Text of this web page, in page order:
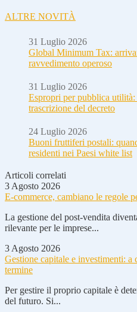
ALTRE NOVITÀ
31 Luglio 2026
Global Minimum Tax:
ravvedimento operoso
31 Luglio 2026
Espropri per pubblica
trascrizione del decreto
24 Luglio 2026
Buoni fruttiferi postali:
residenti nei Paesi white list
Articoli correlati
3 Agosto 2026
E-commerce, cambiano le regole
La gestione del post-vendita
rilevante per le imprese...
3 Agosto 2026
Gestione capitale e investimenti: a
termine
Per gestire il proprio capitale è
del futuro. Si...